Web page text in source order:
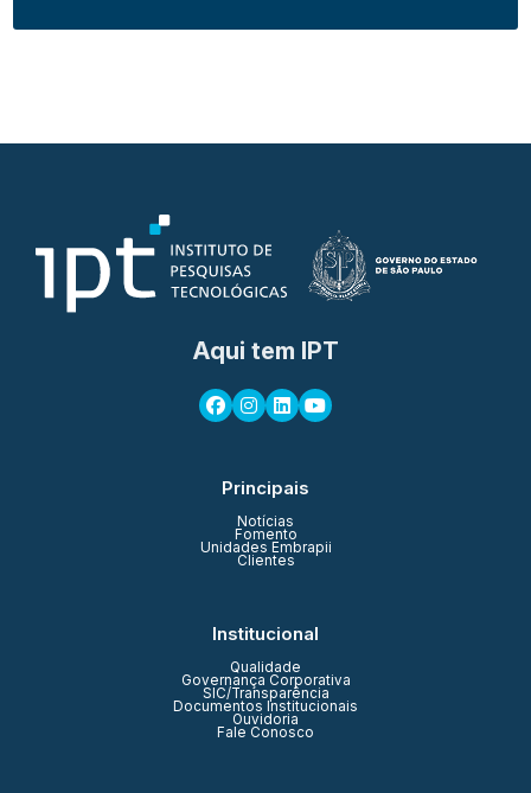
Aqui tem IPT
Principais
Notícias
Fomento
Unidades Embrapii
Clientes
Institucional
Qualidade
Governança Corporativa
SIC/Transparência
Documentos Institucionais
Ouvidoria
Fale Conosco